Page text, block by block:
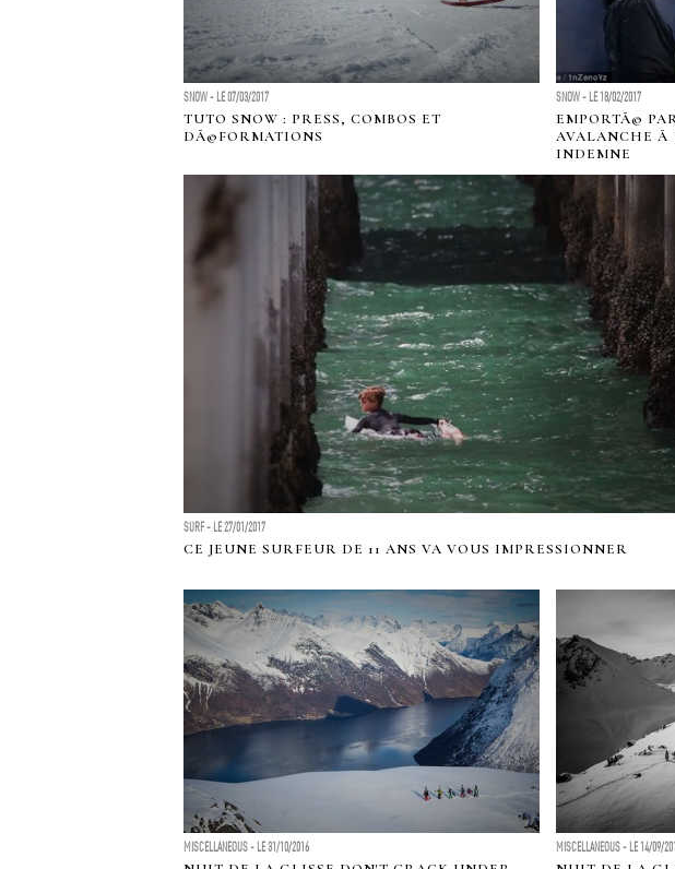
SNOW - LE 07/03/2017
TUTO SNOW : PRESS, COMBOS ET
DÃ©FORMATIONS
SNOW - LE 18/02/2017
EMPORTÃ©
AVALANCHE Ã
INDEMNE
SURF - LE 27/01/2017
CE JEUNE SURFEUR DE 11 ANS VA VOUS IMPRESSIONNER
MISCELLANEOUS - LE 31/10/2016 MISCELLANEOUS - LE 14/09/